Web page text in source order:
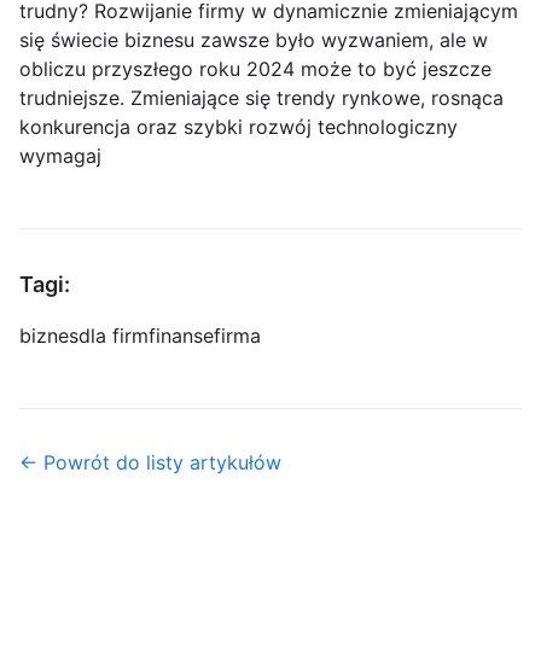
trudny? Rozwijanie firmy w dynamicznie zmieniającym
się świecie biznesu zawsze było wyzwaniem, ale w
obliczu przyszłego roku 2024 może to być jeszcze
trudniejsze. Zmieniające się trendy rynkowe, rosnąca
konkurencja oraz szybki rozwój technologiczny
wymagaj
Tagi:
biznesdla firmfinansefirma
← Powrót do listy artykułów